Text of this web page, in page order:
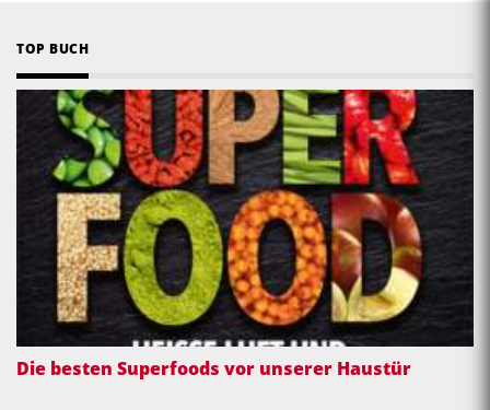
TOP BUCH
Die besten Superfoods vor unserer Haustür